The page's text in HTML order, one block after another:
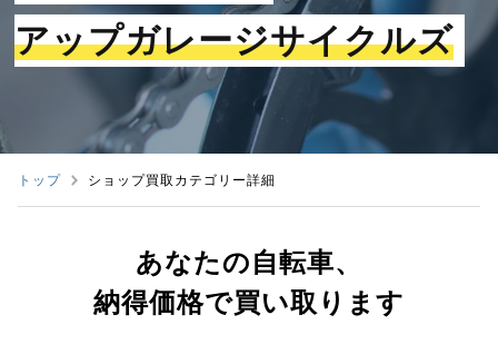
アップガレージサイクルズ
トップ ショップ買取カテゴリー詳細
あなたの自転車、
納得価格で買い取ります